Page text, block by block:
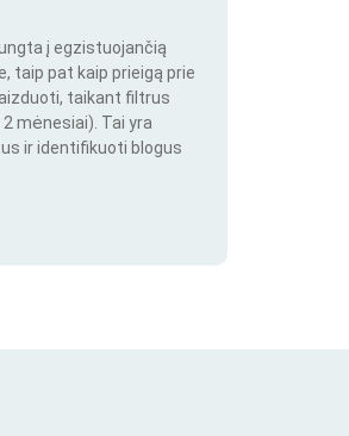
į egzistuojančią
taip pat kaip prieigą prie
taikant filtrus
mėnesiai). Tai yra
ir identifikuoti blogus